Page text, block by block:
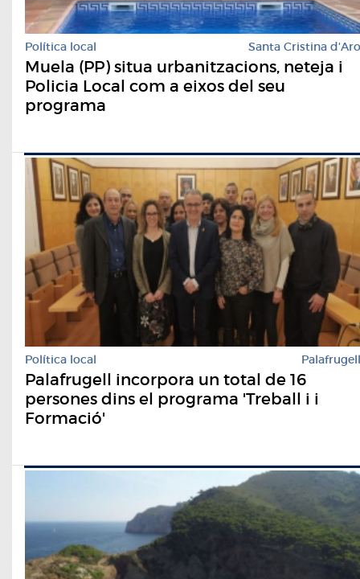
Política local Santa Cristina d'Aro
Muela (PP) situa urbanitzacions, neteja i
Policia Local com a eixos del seu
programa
Política local Palafrugell
Palafrugell incorpora un total de 16
persones dins el programa 'Treball i i
Formació'